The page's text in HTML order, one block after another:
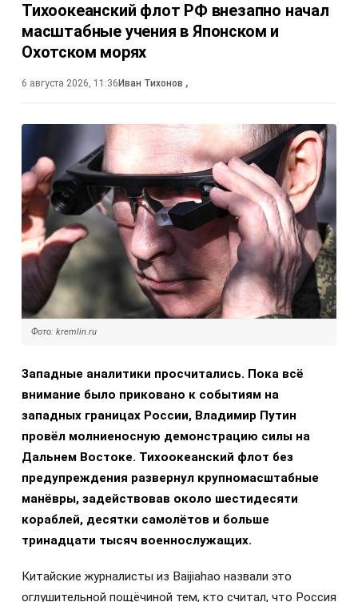
Тихоокеанский флот РФ внезапно начал
масштабные учения в Японском и
Охотском морях
6 августа 2026, 11:36 Иван Тихонов ,
Фото: kremlin.ru
Западные аналитики просчитались. Пока всё
внимание было приковано к событиям на
западных границах России, Владимир Путин
провёл молниеносную демонстрацию силы на
Дальнем Востоке. Тихоокеанский флот без
предупреждения развернул крупномасштабные
манёвры, задействовав около шестидесяти
кораблей, десятки самолётов и больше
тринадцати тысяч военнослужащих.
Китайские журналисты из Baijiahao назвали это
оглушительной пощёчиной тем, кто считал, что Россия